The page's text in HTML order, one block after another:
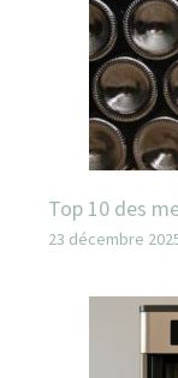
Top 10 des
23 décembre